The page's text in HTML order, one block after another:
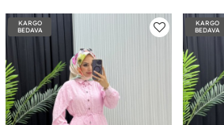
KARGO
BEDAVA
KARGO
BEDAVA